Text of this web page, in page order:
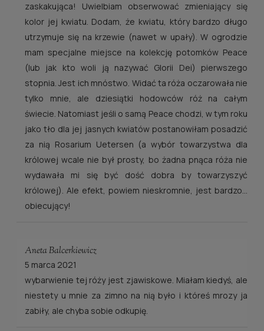
zaskakująca! Uwielbiam obserwować zmieniający się
kolor jej kwiatu. Dodam, że kwiatu, który bardzo długo
utrzymuje się na krzewie (nawet w upały). W ogrodzie
mam specjalne miejsce na kolekcję potomków Peace
(lub jak kto woli ją nazywać Glorii Dei) pierwszego
stopnia. Jest ich mnóstwo. Widać ta róża oczarowała nie
tylko mnie, ale dziesiątki hodowców róż na całym
świecie. Natomiast jeśli o samą Peace chodzi, w tym roku
jako tło dla jej jasnych kwiatów postanowiłam posadzić
za nią Rosarium Uetersen (a wybór towarzystwa dla
królowej wcale nie był prosty, bo żadna pnąca róża nie
wydawała mi się być dość dobra by towarzyszyć
królowej). Ale efekt, powiem nieskromnie, jest bardzo...
obiecujący!
Aneta Balcerkiewicz
5 marca 2021
wybarwienie tej róży jest zjawiskowe. Miałam kiedyś, ale
niestety u mnie za zimno na nią było i któreś mrozy ja
zabiły, ale chyba sobie odkupię.